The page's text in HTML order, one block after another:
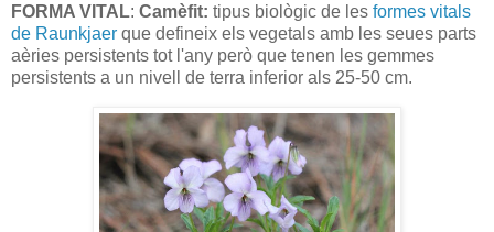
FORMA VITAL: Camèfit: tipus biològic de les formes vitals
de Raunkjaer que defineix els vegetals amb les seues parts
aèries persistents tot l'any però que tenen les gemmes
persistents a un nivell de terra inferior als 25-50 cm.